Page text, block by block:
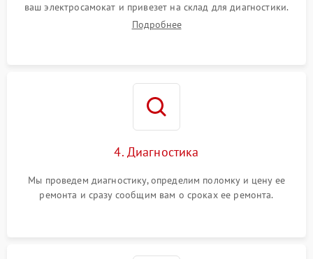
ваш электросамокат и привезет на склад для диагностики.
Подробнее
4. Диагностика
Мы проведем диагностику, определим поломку и цену ее
ремонта и сразу сообщим вам о сроках ее ремонта.